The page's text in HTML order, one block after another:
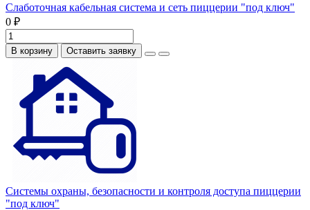
Слаботочная кабельная система и сеть пиццерии "под ключ"
0 ₽
В корзину Оставить заявку
Системы охраны, безопасности и контроля доступа пиццерии
"под ключ"